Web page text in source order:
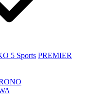
5 Sports PREMIER